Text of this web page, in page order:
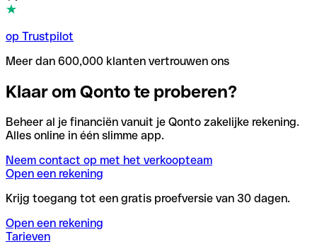
op Trustpilot
Meer dan 600,000 klanten vertrouwen ons
Klaar om Qonto te proberen?
Beheer al je financiën vanuit je Qonto zakelijke rekening.
Alles online in één slimme app.
Neem contact op met het verkoopteam
Open een rekening
Krijg toegang tot een gratis proefversie van 30 dagen.
Open een rekening
Tarieven